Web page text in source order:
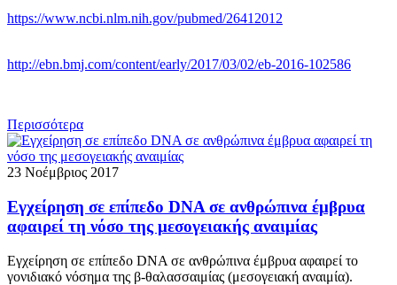
https://www.ncbi.nlm.nih.gov/pubmed/26412012
http://ebn.bmj.com/content/early/2017/03/02/eb-2016-102586
Περισσότερα
23 Νοέμβριος 2017
Εγχείρηση σε επίπεδο DNA σε ανθρώπινα έμβρυα
αφαιρεί τη νόσο της μεσογειακής αναιμίας
Εγχείρηση σε επίπεδο DNA σε ανθρώπινα έμβρυα αφαιρεί το
γονιδιακό νόσημα της β-θαλασσαιμίας (μεσογειακή αναιμία).